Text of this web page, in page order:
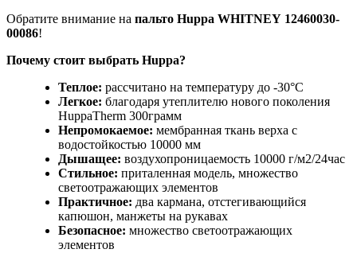
Обратите внимание на пальто Huppa WHITNEY 12460030-
00086!
Почему стоит выбрать Huppa?
Теплое: рассчитано на температуру до -30°C
Легкое: благодаря утеплителю нового поколения
HuppaTherm 300грамм
Непромокаемое: мембранная ткань верха с
водостойкостью 10000 мм
Дышащее: воздухопроницаемость 10000 г/м2/24час
Стильное: приталенная модель, множество
светоотражающих элементов
Практичное: два кармана, отстегивающийся
капюшон, манжеты на рукавах
Безопасное: множество светоотражающих
элементов